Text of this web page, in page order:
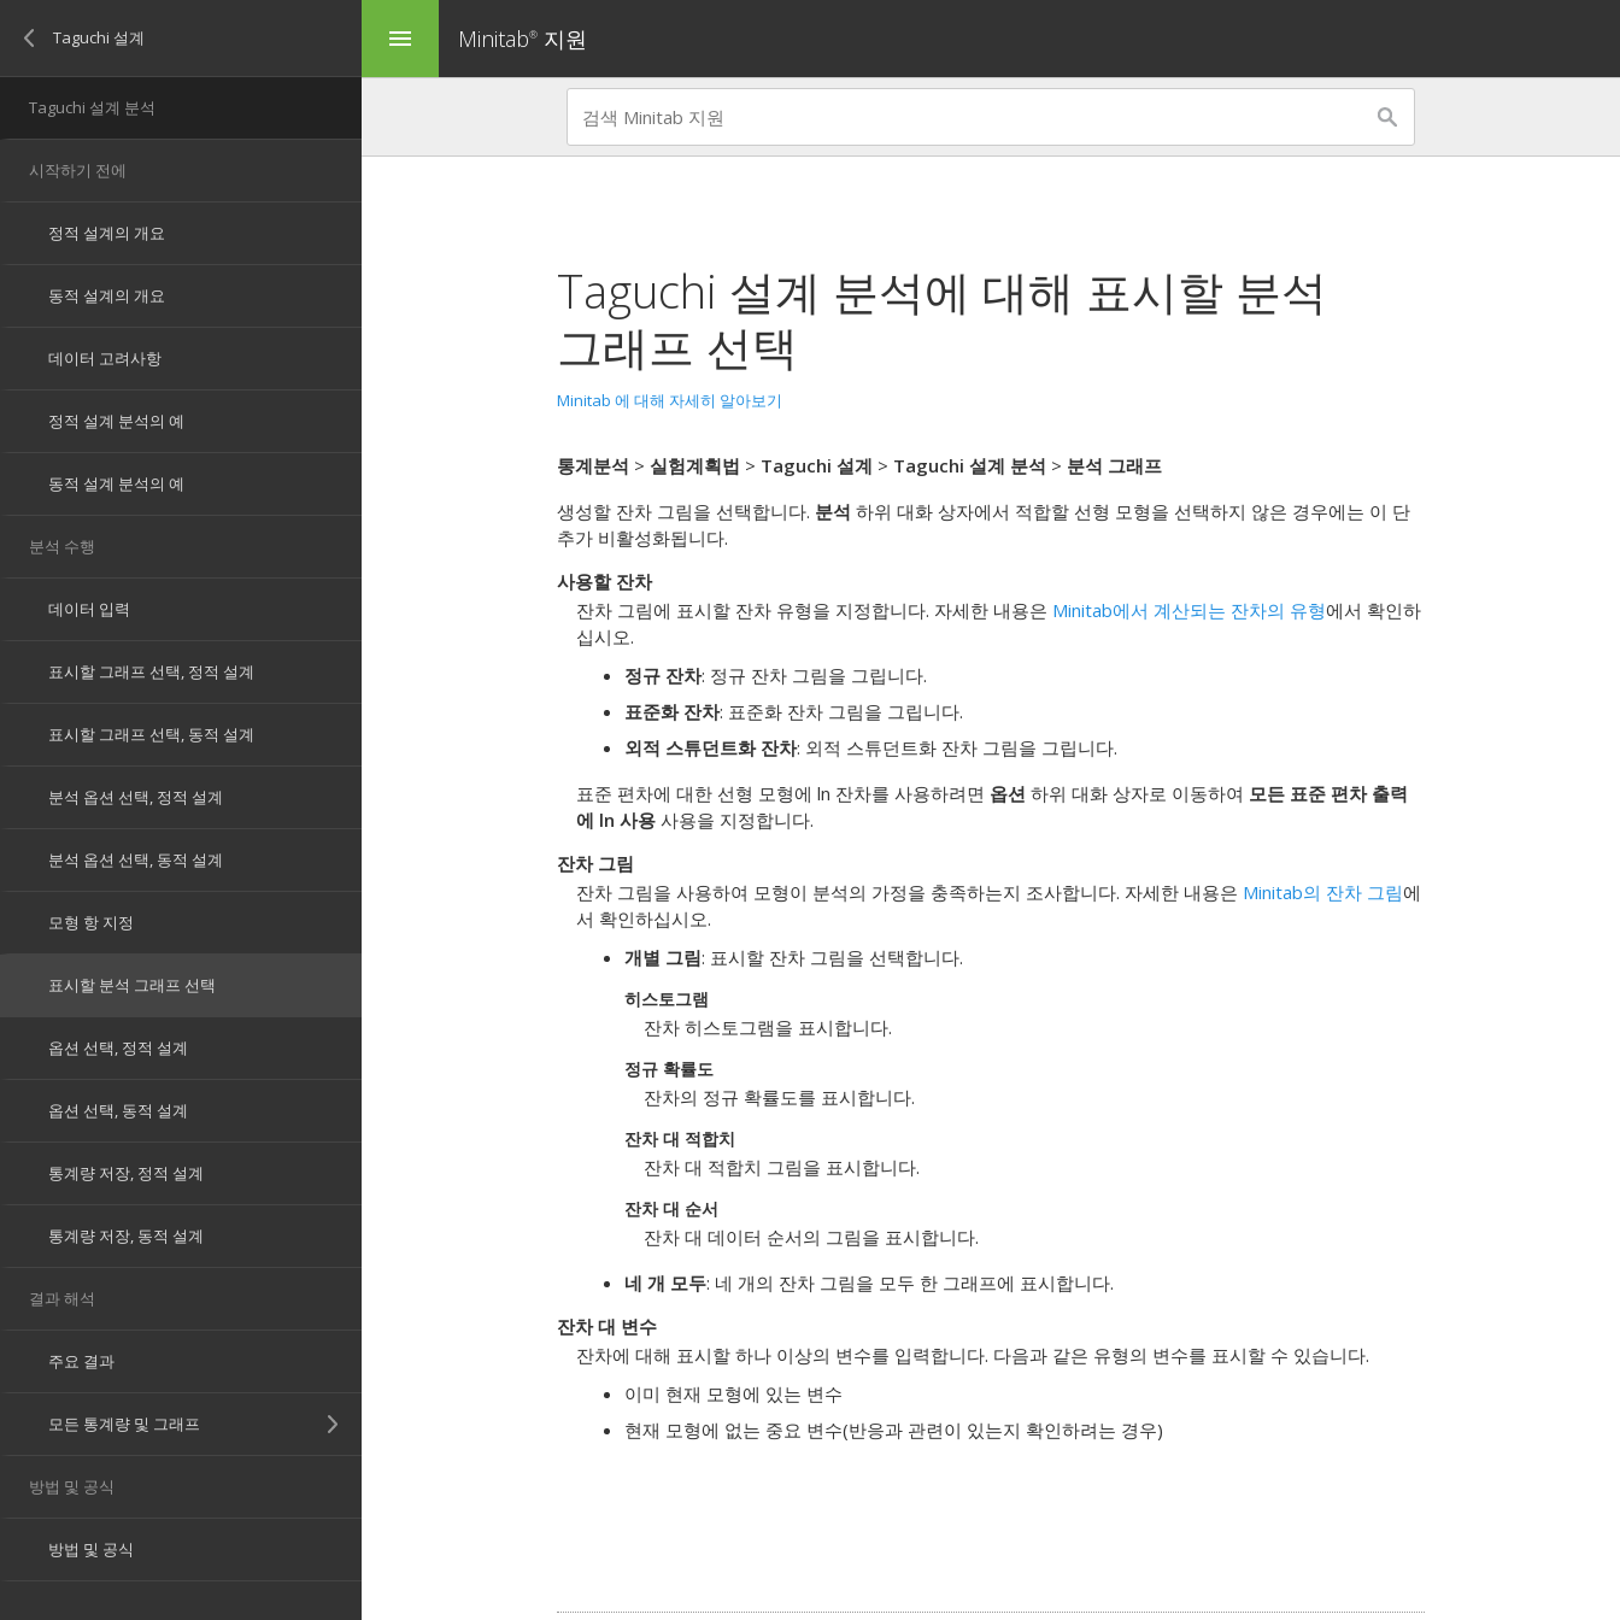
menu Minitab® 지원
Taguchi 설계 분석에 대해 표시할 분석
그래프 선택
Minitab 에 대해 자세히 알아보기
통계분석 > 실험계획법 > Taguchi 설계 > Taguchi 설계 분석 > 분석 그래프
생성할 잔차 그림을 선택합니다. 분석 하위 대화 상자에서 적합할 선형 모형을 선택하지 않은 경우에는 이 단
추가 비활성화됩니다.
사용할 잔차
잔차 그림에 표시할 잔차 유형을 지정합니다. 자세한 내용은 Minitab에서 계산되는 잔차의 유형에서 확인하
십시오.
정규 잔차: 정규 잔차 그림을 그립니다.
표준화 잔차: 표준화 잔차 그림을 그립니다.
외적 스튜던트화 잔차: 외적 스튜던트화 잔차 그림을 그립니다.
표준 편차에 대한 선형 모형에 ln 잔차를 사용하려면 옵션 하위 대화 상자로 이동하여 모든 표준 편차 출력
에 ln 사용 사용을 지정합니다.
잔차 그림
잔차 그림을 사용하여 모형이 분석의 가정을 충족하는지 조사합니다. 자세한 내용은 Minitab의 잔차 그림에
서 확인하십시오.
개별 그림: 표시할 잔차 그림을 선택합니다.
히스토그램
잔차 히스토그램을 표시합니다.
정규 확률도
잔차의 정규 확률도를 표시합니다.
잔차 대 적합치
잔차 대 적합치 그림을 표시합니다.
잔차 대 순서
잔차 대 데이터 순서의 그림을 표시합니다.
네 개 모두: 네 개의 잔차 그림을 모두 한 그래프에 표시합니다.
잔차 대 변수
잔차에 대해 표시할 하나 이상의 변수를 입력합니다. 다음과 같은 유형의 변수를 표시할 수 있습니다.
이미 현재 모형에 있는 변수
현재 모형에 없는 중요 변수(반응과 관련이 있는지 확인하려는 경우)